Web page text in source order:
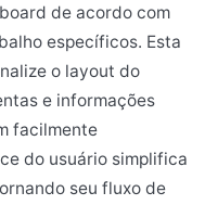
de acordo com
específicos. Esta
o layout do
e informações
facilmente
do usuário simplifica
seu fluxo de